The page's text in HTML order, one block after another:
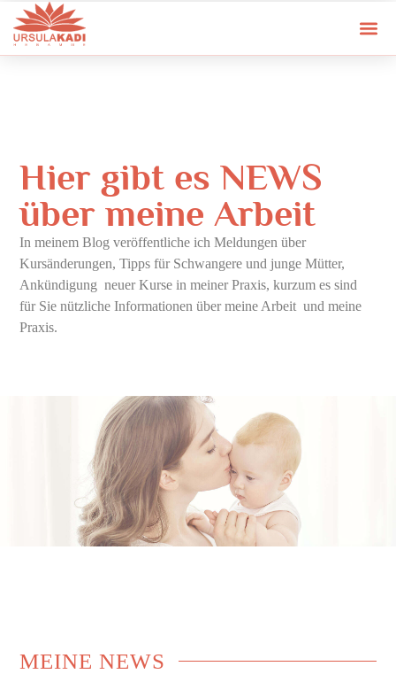
Hier gibt es NEWS
über meine Arbeit
In meinem Blog veröffentliche ich Meldungen über
Kursänderungen, Tipps für Schwangere und junge Mütter,
Ankündigung neuer Kurse in meiner Praxis, kurzum es sind
für Sie nützliche Informationen über meine Arbeit und meine
Praxis.
MEINENEWS